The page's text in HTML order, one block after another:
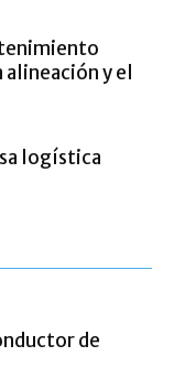
y el
logística
de